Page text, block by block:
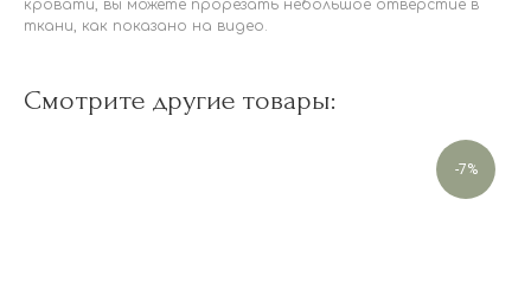
кровати, вы можете прорезать небольшое отверстие в
ткани, как показано на видео.
Смотрите другие товары:
-7%